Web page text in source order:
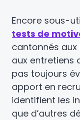
Encore sous-
tests de
cantonnés
aux entretiens
pas toujours
apport en
identifient les
que d’autres